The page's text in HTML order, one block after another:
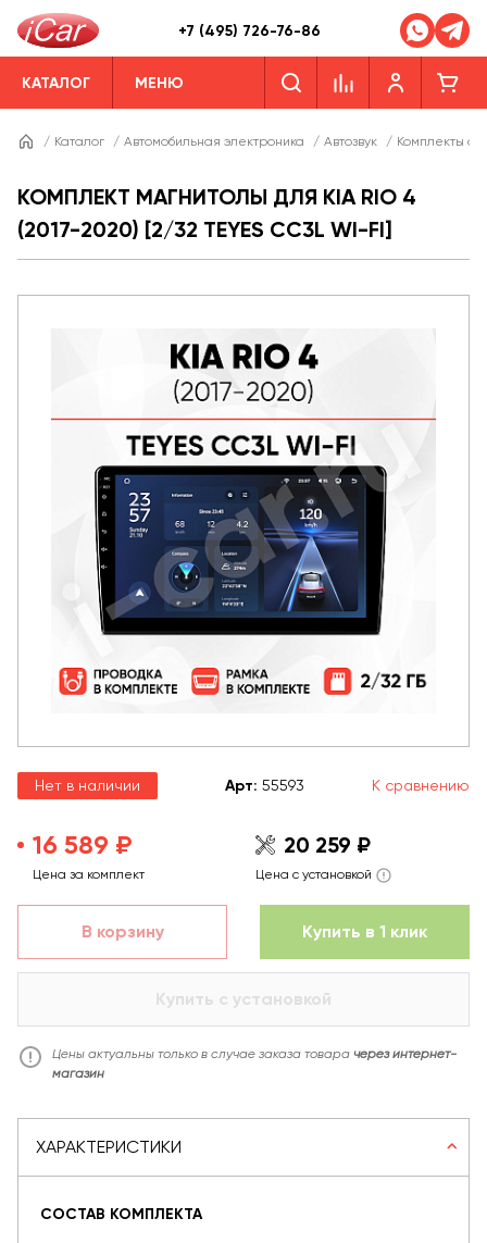
+7 (495) 726-76-86
КАТАЛОГ МЕНЮ
/ Каталог / Автомобильная электроника / Автозвук / Комплекты
КОМПЛЕКТ МАГНИТОЛЫ ДЛЯ KIA RIO 4
(2017-2020) [2/32 TEYES CC3L WI-FI]
Нет в наличии Арт: 55593 К сравнению
16 589 ₽
Цена за комплект
20 259 ₽
Цена с установкой
В корзину Купить в 1 клик
Купить с установкой
Цены актуальны только в случае заказа товара через интернет-
магазин
ХАРАКТЕРИСТИКИ
СОСТАВ КОМПЛЕКТА